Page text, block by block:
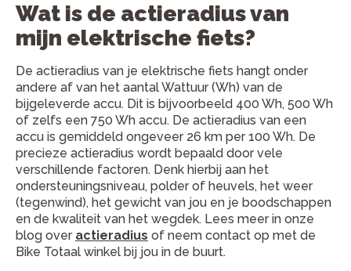
Wat is de actieradius van
mijn elektrische fiets?
De actieradius van je elektrische fiets hangt onder
andere af van het aantal Wattuur (Wh) van de
bijgeleverde accu. Dit is bijvoorbeeld 400 Wh, 500 Wh
of zelfs een 750 Wh accu. De actieradius van een
accu is gemiddeld ongeveer 26 km per 100 Wh. De
precieze actieradius wordt bepaald door vele
verschillende factoren. Denk hierbij aan het
ondersteuningsniveau, polder of heuvels, het weer
(tegenwind), het gewicht van jou en je boodschappen
en de kwaliteit van het wegdek. Lees meer in onze
blog over actieradius of neem contact op met de
Bike Totaal winkel bij jou in de buurt.